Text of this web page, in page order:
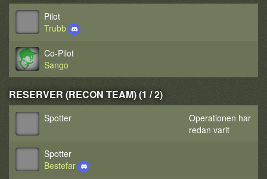
Pilot
Trubb
Co-Pilot
Sango
RESERVER (RECON TEAM) (1 / 2)
Spotter
Operationen har
redan varit
Spotter
Bestefar